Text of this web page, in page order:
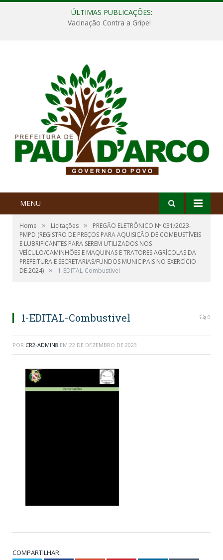
ÚLTIMAS PUBLICAÇÕES:
Vacinação Contra a Gripe!
MENU
Home » Licitações »
PREGÃO ELETRÔNICO Nº 031/2023-
PMPD (REGISTRO DE PREÇOS PARA AQUISIÇÃO DE COMBUSTÍVEIS
E LUBRIFICANTES PARA SEREM UTILIZADOS NOS
VEÍCULO/CAMINHÕES E MAQUINAS E TRATORES AGRÍCOLAS DA
PREFEITURA E SECRETARIAS/FUNDOS MUNICIPAIS NO EXERCÍCIO
DE 2024) » 1-EDITAL-Combustivel
1-EDITAL-Combustivel 0
POR CR2-ADMIN8 EM 22 DE DEZEMBRO DE 2023
COMPARTILHAR: